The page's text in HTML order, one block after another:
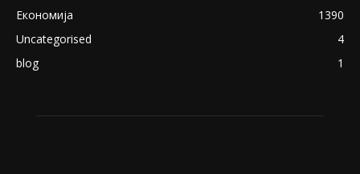
Економија
1390
Uncategorised
4
blog
1